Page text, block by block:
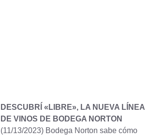
DESCUBRÍ «LIBRE», LA NUEVA LÍNEA
DE VINOS DE BODEGA NORTON
(11/13/2023) Bodega Norton sabe cómo